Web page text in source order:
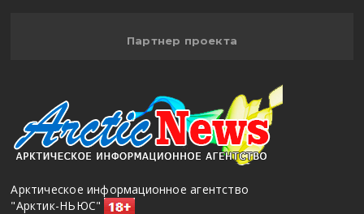
Партнер проекта
Арктическое информационное агентство
"Арктик-НЬЮС"